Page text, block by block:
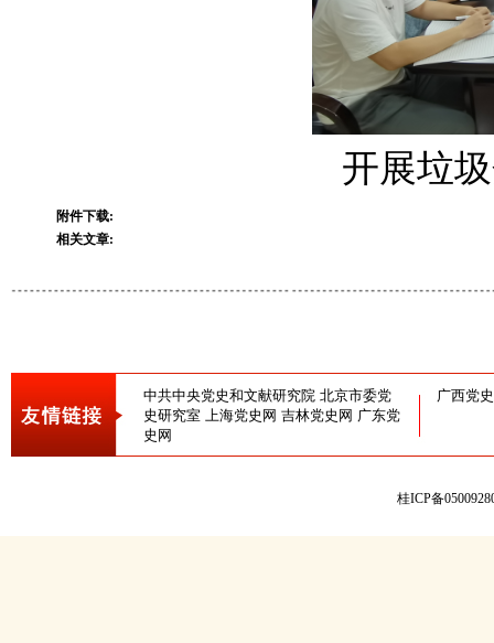
开展垃
附件下载:
相关文章:
中共中央党史和文献研究院 北京市委党
史研究室 上海党史网 吉林党史网 广东党
史网
广西党
桂ICP备